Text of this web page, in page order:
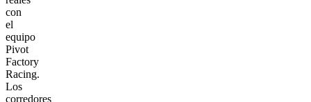
con
el
equipo
Pivot
Factory
Racing.
Los
corredores